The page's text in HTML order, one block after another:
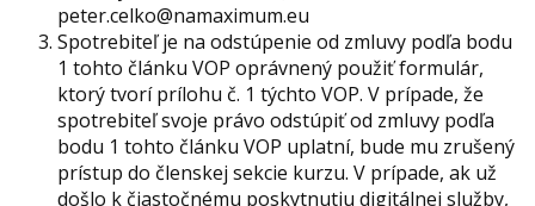
peter.celko@namaximum.eu
Spotrebiteľ je na odstúpenie od zmluvy podľa bodu
1 tohto článku VOP oprávnený použiť formulár,
ktorý tvorí prílohu č. 1 týchto VOP. V prípade, že
spotrebiteľ svoje právo odstúpiť od zmluvy podľa
bodu 1 tohto článku VOP uplatní, bude mu zrušený
prístup do členskej sekcie kurzu. V prípade, ak už
došlo k čiastočnému poskytnutiu digitálnej služby,